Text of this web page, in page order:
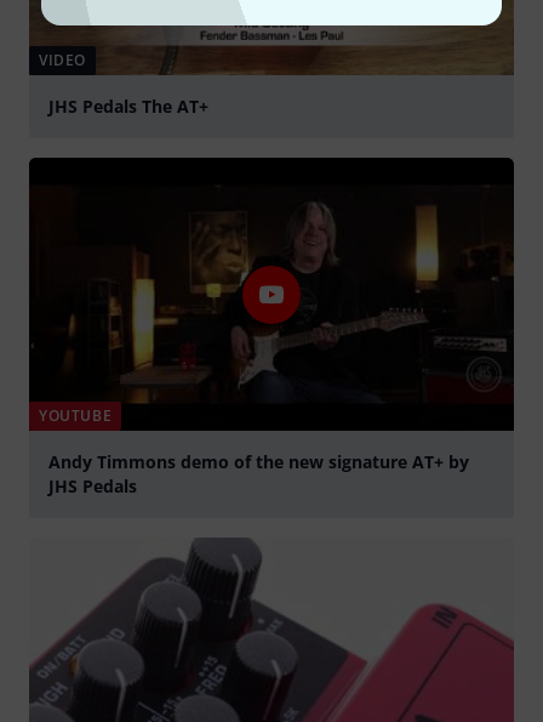
VIDEO
JHS Pedals The AT+
YOUTUBE
Andy Timmons demo of the new signature AT+ by
JHS Pedals